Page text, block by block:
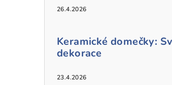
26.4.2026
Keramické domečky:
dekorace
23.4.2026